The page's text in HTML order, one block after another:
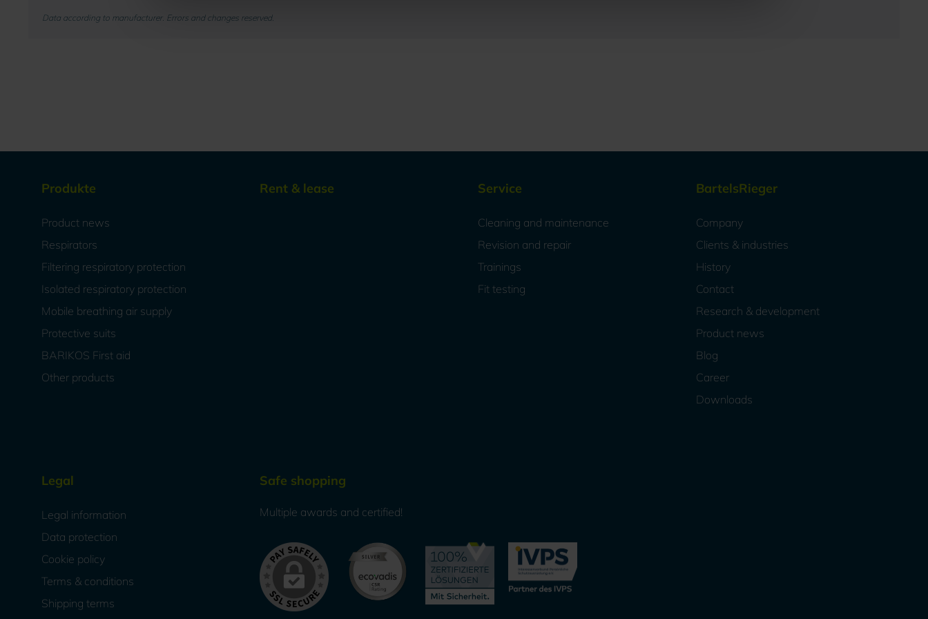
Data according to manufacturer. Errors and changes reserved.
Produkte
Product news
Respirators
Filtering respiratory protection
Isolated respiratory protection
Mobile breathing air supply
Protective suits
BARIKOS First aid
Other products
Rent & lease Service
Cleaning and maintenance
Revision and repair
Trainings
Fit testing
BartelsRieger
Company
Clients & industries
History
Contact
Research & development
Product news
Blog
Career
Downloads
Legal
Legal information
Data protection
Cookie policy
Terms & conditions
Shipping terms
Safe shopping
Multiple awards and certified!